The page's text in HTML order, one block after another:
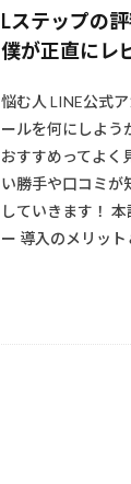
Lステップの
僕が正直にレ
悩む人 LINE公式
ールを何にしよう
おすすめってよく
い勝手や口コミが
していきます！
ー 導入のメリッ